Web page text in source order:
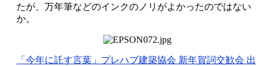
たが、万年筆などのインクのノリがよかったのではない
か。
「今年に託す言葉」プレハブ建築協会 新年賀詞交歓会 出